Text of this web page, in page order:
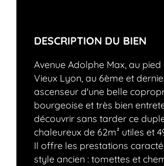
DESCRIPTION DU BIEN
Avenue Adolphe Max, au
Vieux Lyon, au 6ème et
ascenseur d'une belle
bourgeoise et très bien
découvrir sans tarder ce
chaleureux de 62m² utiles et
Il offre les prestations
style ancien : tomettes et